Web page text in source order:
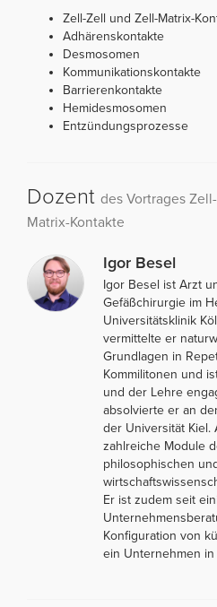
Zell-Zell und Zell-Matrix-
Adhärenskontakte
Desmosomen
Kommunikationskontakte
Barrierenkontakte
Hemidesmosomen
Entzündungsprozesse
Dozent des Vortrages
Matrix-Kontakte
Igor Besel
Igor Besel ist Arzt
Gefäßchirurgie im
Universitätsklinik
vermittelte er
Grundlagen in
Kommilitonen und
und der Lehre
absolvierte er an
der Universität Kiel.
zahlreiche Module
philosophischen
Er ist zudem seit
Konfiguration von
ein Unternehmen in